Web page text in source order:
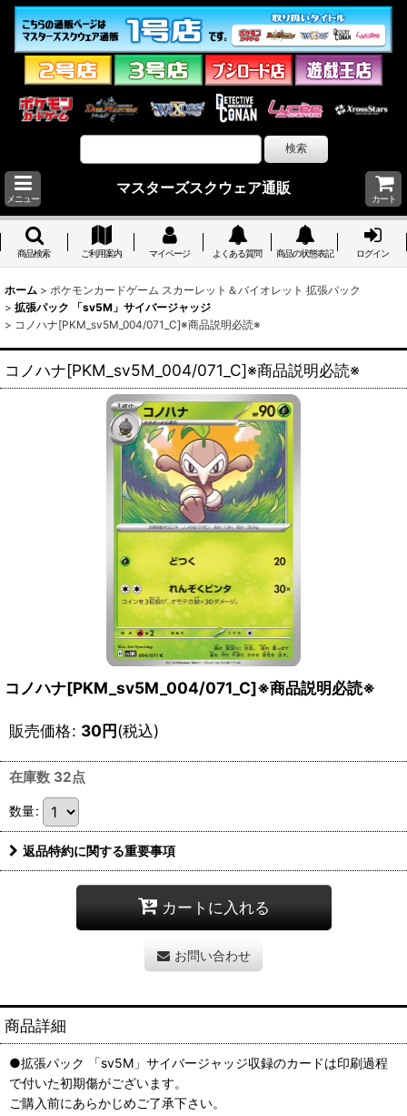
メニュー
マスターズスクウェア通販
カート
商品検索 ご利用案内 マイページ よくある質問 商品の状態表記 ログイン
ホーム > ポケモンカードゲーム スカーレット＆バイオレット 拡張パック
> 拡張パック 「sv5M」サイバージャッジ
> コノハナ[PKM_sv5M_004/071_C]※商品説明必読※
コノハナ[PKM_sv5M_004/071_C]※商品説明必読※
コノハナ[PKM_sv5M_004/071_C]※商品説明必読※
販売価格: 30円(税込)
在庫数 32点
数量:
返品特約に関する重要事項
カートに入れる
お問い合わせ
商品詳細
●拡張パック 「sv5M」サイバージャッジ収録のカードは印刷過程
で付いた初期傷がございます。
ご購入前にあらかじめご了承下さい。